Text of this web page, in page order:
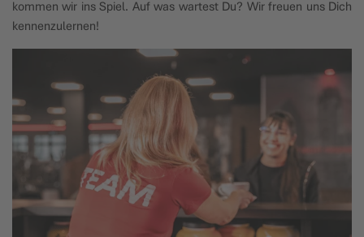
kommen wir ins Spiel. Auf was wartest Du? Wir freuen uns Dich
kennenzulernen!